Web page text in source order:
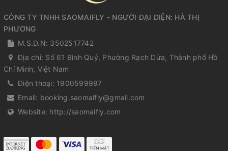
CÔNG TY TNHH SAOMAIFLY - NGƯỜI ĐẠI DIỆN: HÀ THỊ
PHƯƠNG
M.S.D.N: 3502517742
Địa chỉ: Số 61 Bình Quý, Phường Rạch Dừa, Thành phố Hồ
Chí Minh, Việt Nam
Điện thoại: 1900599997
Email: booking.saomaifly@gmail.com
Website: http://saomaifly.com